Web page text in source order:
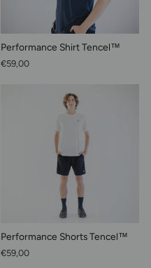
Performance Shirt Tencel™
€59,00
Performance Shorts Tencel™
€59,00